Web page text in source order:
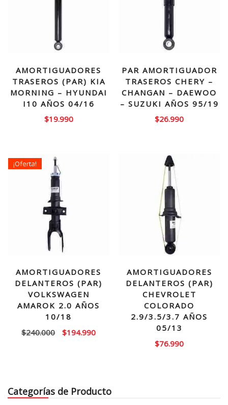
AMORTIGUADORES
TRASEROS (PAR) KIA
MORNING – HYUNDAI
I10 AÑOS 04/16
$19.990
PAR AMORTIGUADOR
TRASEROS CHERY –
CHANGAN – DAEWOO
– SUZUKI AÑOS 95/19
$26.990
¡Oferta!
AMORTIGUADORES
DELANTEROS (PAR)
VOLKSWAGEN
AMAROK 2.0 AÑOS
10/18
$240.000
El
$194.990El
AMORTIGUADORES
DELANTEROS (PAR)
CHEVROLET
COLORADO
2.9/3.5/3.7 AÑOS
05/13
$76.990
Categorías de Producto